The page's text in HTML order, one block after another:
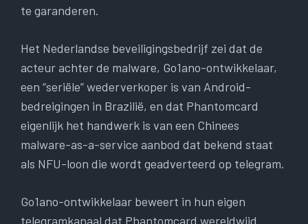
te garanderen.
Het Nederlandse beveiligingsbedrijf zei dat de
acteur achter de malware, Go1ano-ontwikkelaar,
een “seriële” wederverkoper is van Android-
bedreigingen in Brazilië, en dat Phantomcard
eigenlijk het handwerk is van een Chinees
malware-as-a-service aanbod dat bekend staat
als NFU-loon die wordt geadverteerd op telegram.
Go1ano-ontwikkelaar beweert in hun eigen
telegramkanaal dat Phantomcard wereldwijd